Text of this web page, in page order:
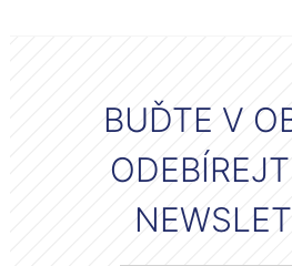
BUĎTE V